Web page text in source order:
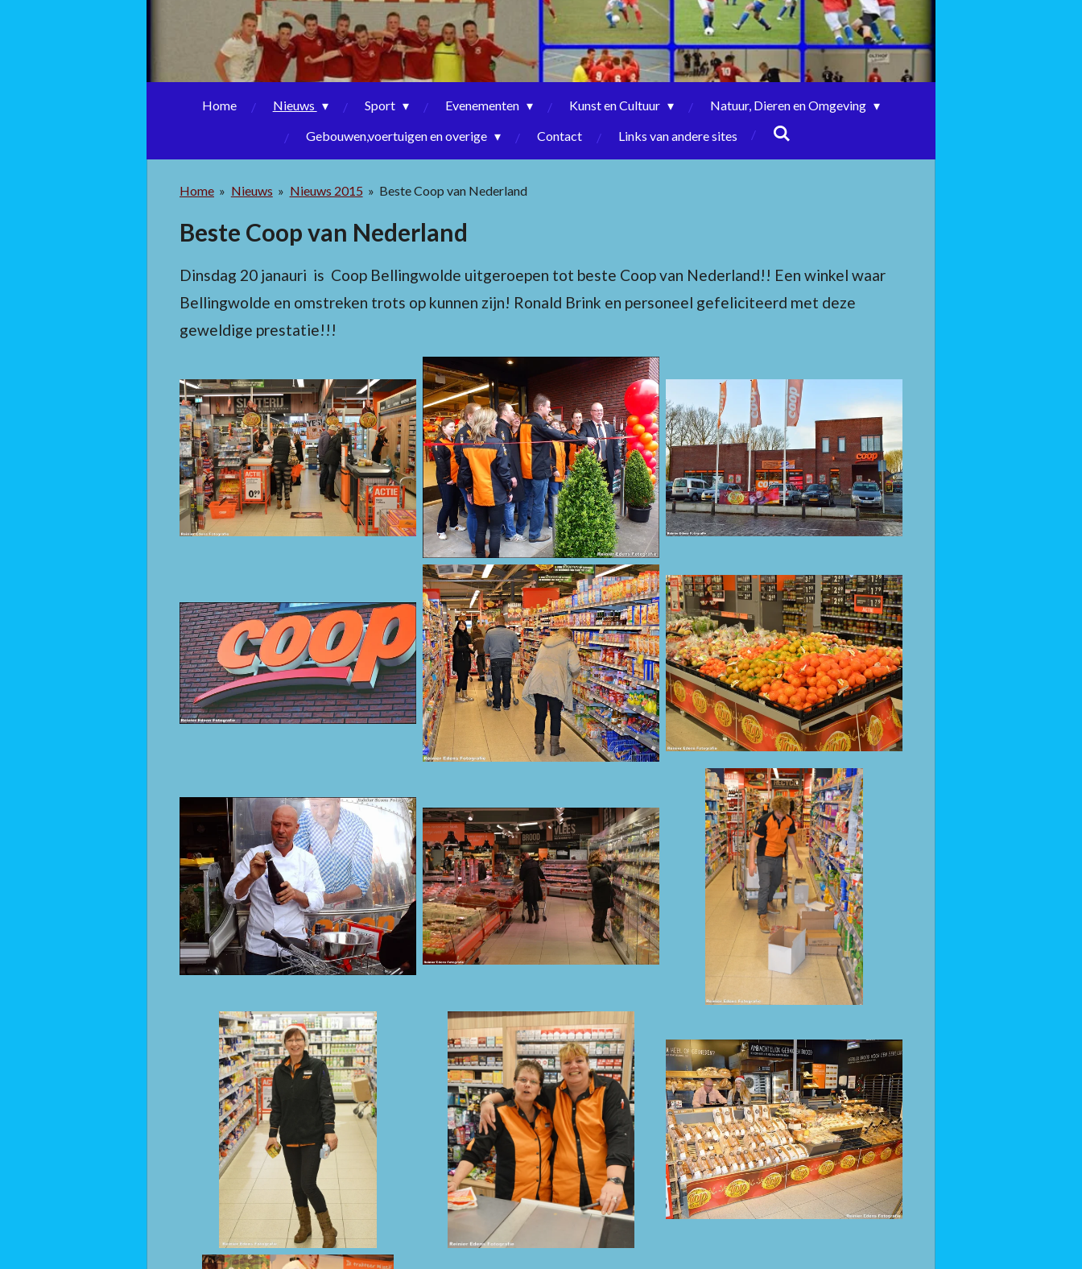
Home Nieuws Sport Evenementen Kunst en Cultuur
Natuur, Dieren en Omgeving
Gebouwen,voertuigen en overige
Contact Links van andere sites
Home » Nieuws » Nieuws 2015 » Beste Coop van Nederland
Beste Coop van Nederland
Dinsdag 20 janauri is Coop Bellingwolde uitgeroepen tot beste Coop van Nederland!! Een winkel waar
Bellingwolde en omstreken trots op kunnen zijn! Ronald Brink en personeel gefeliciteerd met deze
geweldige prestatie!!!